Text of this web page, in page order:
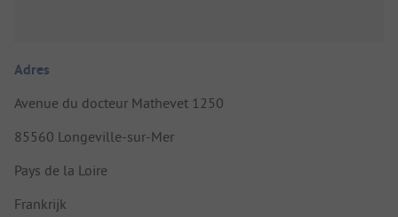
Adres
Avenue du docteur Mathevet 1250
85560 Longeville-sur-Mer
Pays de la Loire
Frankrijk